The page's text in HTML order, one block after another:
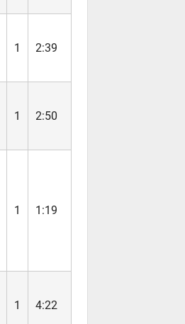
1
2:39
1
2:50
1
1:19
1
4:22